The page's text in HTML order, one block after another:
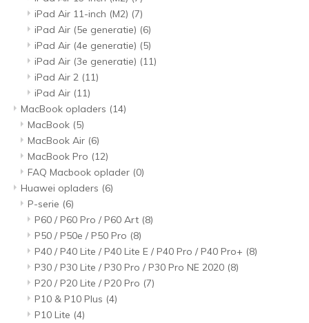
iPad Air 11-inch (M2) (7)
iPad Air (5e generatie) (6)
iPad Air (4e generatie) (5)
iPad Air (3e generatie) (11)
iPad Air 2 (11)
iPad Air (11)
MacBook opladers (14)
MacBook (5)
MacBook Air (6)
MacBook Pro (12)
FAQ Macbook oplader (0)
Huawei opladers (6)
P-serie (6)
P60 / P60 Pro / P60 Art (8)
P50 / P50e / P50 Pro (8)
P40 / P40 Lite / P40 Lite E / P40 Pro / P40 Pro+ (8)
P30 / P30 Lite / P30 Pro / P30 Pro NE 2020 (8)
P20 / P20 Lite / P20 Pro (7)
P10 & P10 Plus (4)
P10 Lite (4)